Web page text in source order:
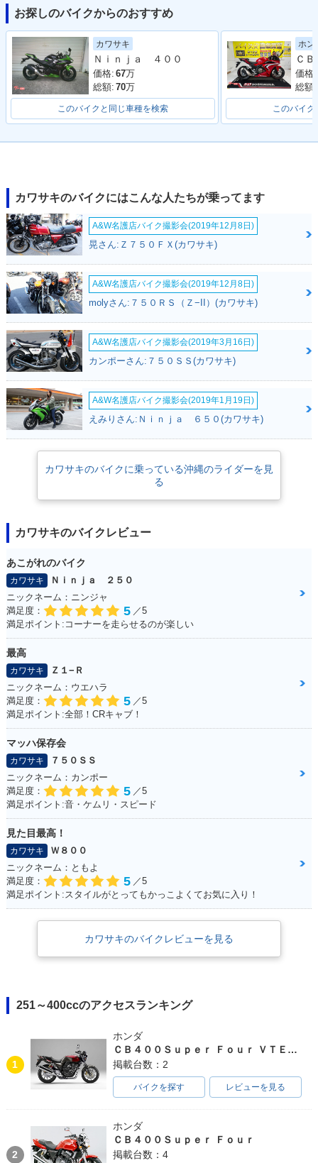
2012年 Ninja 400R
Special Edition・特
別・限定仕様
2012年 Ninja 400R
ABS・カラーチェン
ジ
R・カラーチェンジ
お探しのバイクからのおすすめ
カワサキ
Ｎｉｎｊａ ４００
価格: 67万
総額: 70万
このバイクと同じ車種を検索
ホン
価格:
総額:
このバイ
カワサキのバイクにはこんな人たちが乗ってます
A&W名護店バイク撮影会(2019年12月8日)
晃さん:Ｚ７５０ＦＸ(カワサキ)
A&W名護店バイク撮影会(2019年12月8日)
molyさん:７５０ＲＳ（Ｚ−II）(カワサキ)
A&W名護店バイク撮影会(2019年3月16日)
カンポーさん:７５０ＳＳ(カワサキ)
A&W名護店バイク撮影会(2019年1月19日)
えみりさん:Ｎｉｎｊａ ６５０(カワサキ)
カワサキのバイクに乗っている沖縄のライダーを見
る
カワサキのバイクレビュー
あこがれのバイク
カワサキ
Ｎｉｎｊａ ２５０
ニックネーム：ニンジャ
満足度：
5 ／5
満足ポイント:コーナーを走らせるのが楽しい
最高
カワサキ
Ｚ１−Ｒ
ニックネーム：ウエハラ
満足度：
5 ／5
満足ポイント:全部！CRキャブ！
マッハ保存会
カワサキ
７５０ＳＳ
ニックネーム：カンポー
満足度：
5 ／5
満足ポイント:音・ケムリ・スピード
見た目最高！
カワサキ
Ｗ８００
ニックネーム：ともよ
満足度：
5 ／5
満足ポイント:スタイルがとってもかっこよくてお気に入り！
カワサキのバイクレビューを見る
251～400ccのアクセスランキング
1
ホンダ
ＣＢ４００Ｓｕｐｅｒ Ｆｏｕｒ ＶＴＥＣ ＳＰＥＣ３
掲載台数：2
バイクを探す レビューを見る
2
ホンダ
ＣＢ４００Ｓｕｐｅｒ Ｆｏｕｒ
掲載台数：4